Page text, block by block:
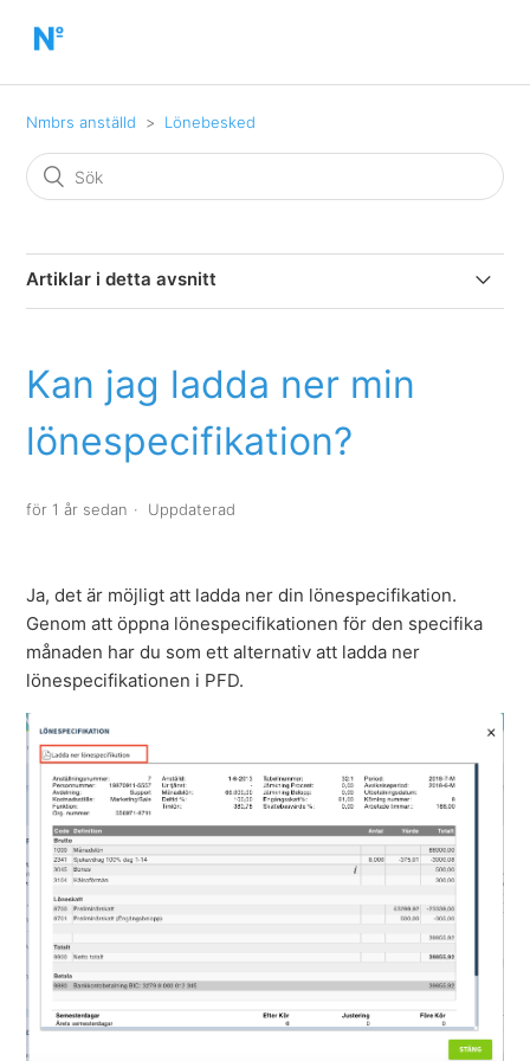
Nmbrs anställd Lönebesked
Artiklar i detta avsnitt
Jag är inte längre anställd, var kan jag hitta mina
lönespecifikationer?
Kan jag ladda ner min lönespecifikation?
Vad framgår på min lönespecifikation?
Var hittar jag mitt årsbesked?
Är det möjligt att få min lönespecifikation via email?
Kan jag ladda ner min
lönespecifikation?
för 1 år sedan Uppdaterad
Ja, det är möjligt att ladda ner din lönespecifikation.
Genom att öppna lönespecifikationen för den specifika
månaden har du som ett alternativ att ladda ner
lönespecifikationen i PFD.